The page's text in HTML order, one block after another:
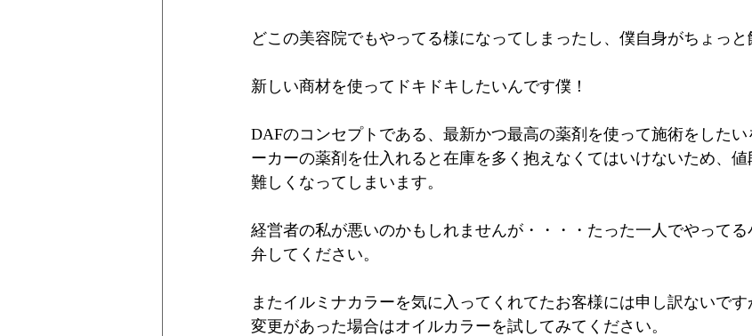
どこの美容院でもやってる様になってしまったし、僕自身がちょっと
新しい商材を使ってドキドキしたいんです僕！
DAFのコンセプトである、最新かつ最高の薬剤を使って施術をした
ーカーの薬剤を仕入れると在庫を多く抱えなくてはいけないため、
難しくなってしまいます。
経営者の私が悪いのかもしれませんが・・・・たった一人でやって
弁してください。
またイルミナカラーを気に入ってくれてたお客様には申し訳ないで
変更があった場合はオイルカラーを試してみてください。